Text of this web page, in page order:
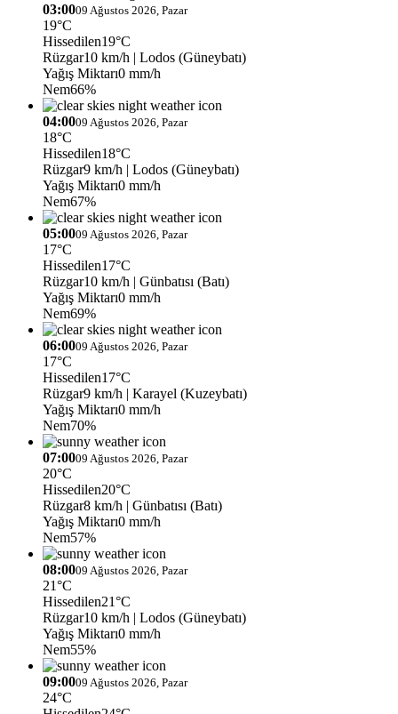
03:0009 Ağustos 2026, Pazar
19°C
Hissedilen19°C
Rüzgar10 km/h | Lodos (Güneybatı)
Yağış Miktarı0 mm/h
Nem66%
04:0009 Ağustos 2026, Pazar
18°C
Hissedilen18°C
Rüzgar9 km/h | Lodos (Güneybatı)
Yağış Miktarı0 mm/h
Nem67%
05:0009 Ağustos 2026, Pazar
17°C
Hissedilen17°C
Rüzgar10 km/h | Günbatısı (Batı)
Yağış Miktarı0 mm/h
Nem69%
06:0009 Ağustos 2026, Pazar
17°C
Hissedilen17°C
Rüzgar9 km/h | Karayel (Kuzeybatı)
Yağış Miktarı0 mm/h
Nem70%
07:0009 Ağustos 2026, Pazar
20°C
Hissedilen20°C
Rüzgar8 km/h | Günbatısı (Batı)
Yağış Miktarı0 mm/h
Nem57%
08:0009 Ağustos 2026, Pazar
21°C
Hissedilen21°C
Rüzgar10 km/h | Lodos (Güneybatı)
Yağış Miktarı0 mm/h
Nem55%
09:0009 Ağustos 2026, Pazar
24°C